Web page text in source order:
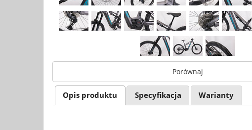
Porównaj
Opis produktu Specyfikacja Warianty